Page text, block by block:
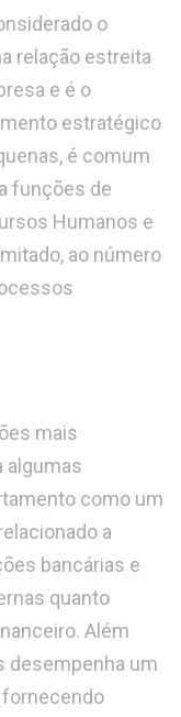
o
relação estreita
e é o
estratégico
é comum
funções de
Humanos e
ao número
mais
algumas
como um
a
bancárias e
quanto
Além
desempenha um
fornecendo